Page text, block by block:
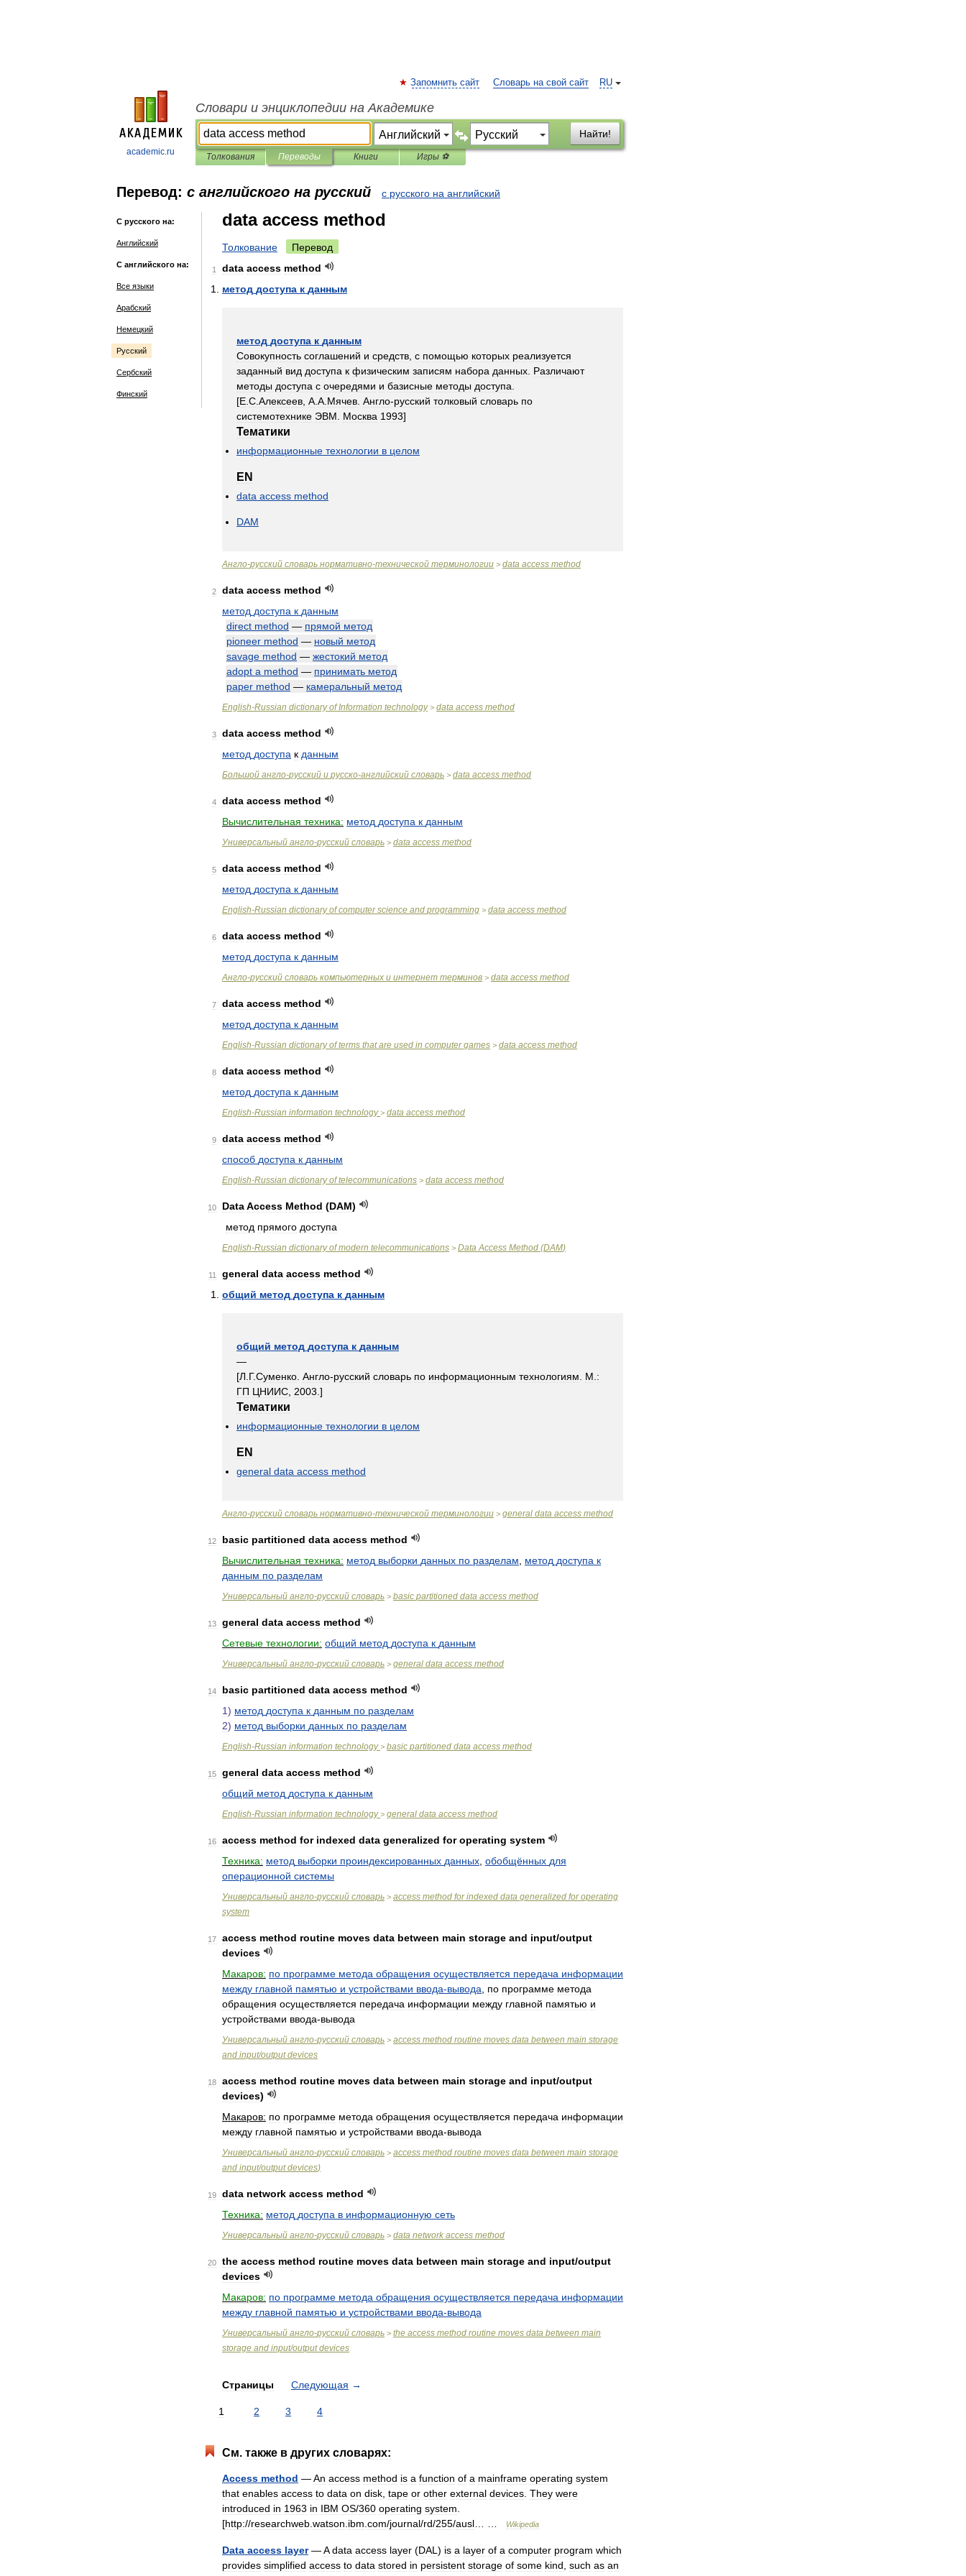
academic.ru
RU
Запомнить сайт Словарь на свой сайт
Словари и энциклопедии на Академике
Найти!
Толкования Переводы Книги Игры ⚽
Перевод: с английского на русский с русского на английский
С русского на:
Английский
С английского на:
Все языки
Арабский
Немецкий
Русский
Сербский
Финский
data access method
Толкование Перевод
1 data access method
метод доступа к данным
метод доступа к данным
Совокупность соглашений и средств с помощью которых реализуется
заданный вид доступа к физическим записям набора данных Различают
методы доступа с очередями и базисные методы доступа
[Е С Алексеев А А Мячев Англо-русский толковый словарь по
системотехнике ЭВМ Москва 1993]
Тематики
информационные технологии в целом
EN
data access method
DAM
Англо-русский словарь нормативно-технической терминологии > data access method
2 data access method
метод доступа к данным
direct method — прямой метод
pioneer method — новый метод
savage method — жестокий метод
adopt a method — принимать метод
paper method — камеральный метод
English-Russian dictionary of Information technology> data access method
3 data access method
метод доступа к данным
Большой англо-русский и русско-английский словарь > data access method
4 data access method
Вычислительная техника: метод доступа к данным
Универсальный англо-русский словарь > data access method
5 data access method
метод доступа к данным
English-Russian dictionary of computer science and programming > data access method
6 data access method
метод доступа к данным
Англо-русский словарь компьютерных и интернет терминов > data access method
7 data access method
метод доступа к данным
English-Russian dictionary of terms that are used in computer games > data access method
8 data access method
метод доступа к данным
English-Russian information technology > data access method
9 data access method
способ доступа к данным
English-Russian dictionary of telecommunications > data access method
10 DataAccess Method (DAM)
метод прямого доступа
English-Russian dictionary of modern telecommunications > Data Access Method (DAM)
11 general data access method
общий метод доступа к данным
общий метод доступа к данным
—
[Л Г.Суменко Англо-русский словарь по информационным технологиям М :
ГП ЦНИИС 2003 .]
Тематики
информационные технологии в целом
EN
general data access method
Англо-русский словарь нормативно-технической терминологии > general data access method
12 basic partitioned data access method
Вычислительная техника: метод выборки данных по разделам метод доступа к
данным по разделам
Универсальный англо-русский словарь > basic partitioned data access method
13 general data access method
Сетевые технологии: общий метод доступа к данным
Универсальный англо-русский словарь > general data access method
14 basic partitioned data access method
1) метод доступа к данным по разделам
2) метод выборки данных по разделам
English-Russian information technology > basic partitioned data access method
15 general data access method
общий метод доступа к данным
English-Russian information technology > general data access method
16 access method for indexed data generalized for operating system
Техника: метод выборки проиндексированных данных обобщённых для
операционной системы
Универсальный англо-русский словарь > access method for indexed data generalized for operating
system
17 access method routine moves data between main storage and input/output
devices
Макаров: по программе метода обращения осуществляется передача информации
между главной памятью и устройствами ввода-вывода по программе метода
обращения осуществляется передача информации между главной памятью и
устройствами ввода-вывода
Универсальный англо-русский словарь > access method routine moves data between main storage
and input/output devices
18 access method routine moves data between main storage and input/output
devices)
Макаров: по программе метода обращения осуществляется передача информации
между главной памятью и устройствами ввода-вывода
Универсальный англо-русский словарь > access method routine moves data between main storage
and input/output devices)
19 data network access method
Техника: метод доступа в информационную сеть
Универсальный англо-русский словарь > data network access method
20 the access method routine moves data between main storage and input/output
devices
Макаров: по программе метода обращения осуществляется передача информации
между главной памятью и устройствами ввода-вывода
Универсальный англо-русский словарь > the access method routine moves data between main
storage and input/output devices
Страницы Следующая →
1 2 3 4
См. также в других словарях:
Access method —An access method is a function of a mainframe operating system
that enables access to data on disk tape or other external devices They were
introduced in 1963 in IBM OS/360 operating system
[http://researchweb watson ibm com/journal/rd/255/ausl Wikipedia
Data access layer—A data access layer (DAL ) is a layer of a computer program which
provides simplified access to data stored in persistent storage of some kind such as an